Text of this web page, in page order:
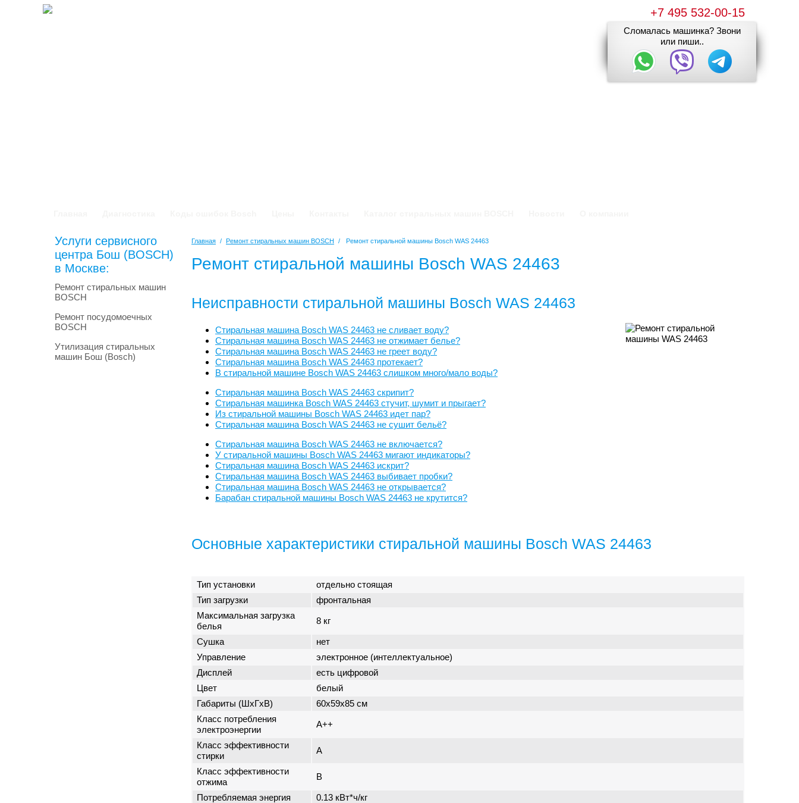
+7 495 532-00-15
Сломалась машинка? Звони
или пиши..
Главная / Ремонт стиральных машин BOSCH / Ремонт стиральной машины Bosch WAS 24463
Ремонт стиральной машины Bosch WAS 24463
Неисправности стиральной машины Bosch WAS 24463
Стиральная машина Bosch WAS 24463 не сливает воду?
Стиральная машина Bosch WAS 24463 не отжимает белье?
Стиральная машина Bosch WAS 24463 не греет воду?
Стиральная машина Bosch WAS 24463 протекает?
В стиральной машине Bosch WAS 24463 слишком много/мало воды?
Стиральная машина Bosch WAS 24463 скрипит?
Стиральная машинка Bosch WAS 24463 стучит, шумит и прыгает?
Из стиральной машины Bosch WAS 24463 идет пар?
Стиральная машина Bosch WAS 24463 не сушит бельё?
Стиральная машина Bosch WAS 24463 не включается?
У стиральной машины Bosch WAS 24463 мигают индикаторы?
Стиральная машина Bosch WAS 24463 искрит?
Стиральная машина Bosch WAS 24463 выбивает пробки?
Стиральная машина Bosch WAS 24463 не открывается?
Барабан стиральной машины Bosch WAS 24463 не крутится?
Основные характеристики стиральной машины Bosch WAS 24463
Тип установки
отдельно стоящая
Тип загрузки
фронтальная
Максимальная загрузка
белья
8 кг
Сушка
нет
Управление
электронное (интеллектуальное)
Дисплей
есть цифровой
Цвет
белый
Габариты (ШxГxВ)
60x59x85 см
Класс потребления
электроэнергии
A++
Класс эффективности
стирки
A
Класс эффективности
отжима
B
Потребляемая энергия
0.13 кВт*ч/кг
Услуги сервисного
центра Бош (BOSCH)
в Москве:
Ремонт стиральных машин
BOSCH
Ремонт посудомоечных
BOSCH
Утилизация стиральных
машин Бош (Bosch)